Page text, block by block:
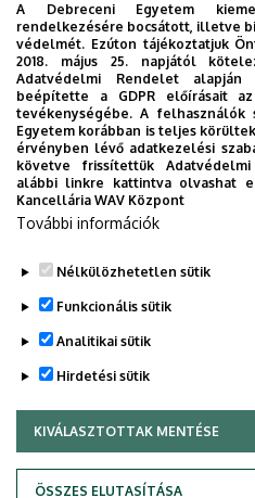
Adatvédelem
A Debreceni Egyetem
rendelkezésére bocsátott, illetve
védelmét. Ezúton tájékoztatjuk
2018. május 25. napjától
Adatvédelmi Rendelet
beépítette a GDPR előírásait
tevékenységébe. A felhasználók
Egyetem korábban is teljes
érvényben lévő adatkezelési
követve frissítettük
alábbi linkre kattintva olvashat
Kancellária WAV Központ
További információk
Nélkülözhetetlen sütik
Funkcionális sütik
Analitikai sütik
Hirdetési sütik
KIVÁLASZTOTTAK MENTÉSE
ÖSSZES ELUTASÍTÁSA
WITHDRAW CONSENT